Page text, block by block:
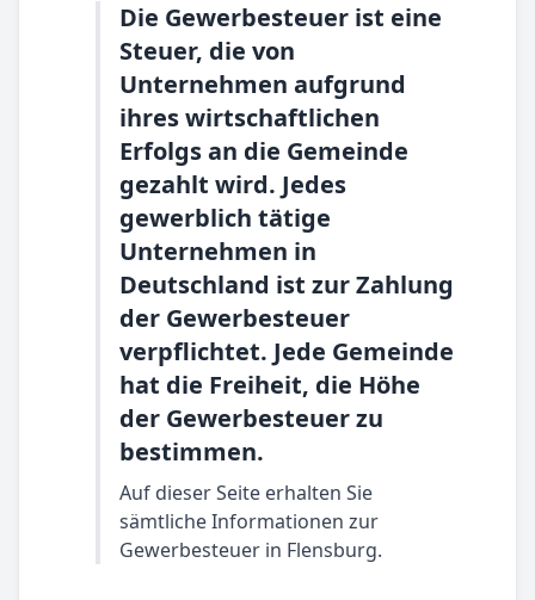
Die Gewerbesteuer ist eine
Steuer, die von
Unternehmen aufgrund
ihres wirtschaftlichen
Erfolgs an die Gemeinde
gezahlt wird. Jedes
gewerblich tätige
Unternehmen in
Deutschland ist zur Zahlung
der Gewerbesteuer
verpflichtet. Jede Gemeinde
hat die Freiheit, die Höhe
der Gewerbesteuer zu
bestimmen.
Auf dieser Seite erhalten Sie
sämtliche Informationen zur
Gewerbesteuer in Flensburg.